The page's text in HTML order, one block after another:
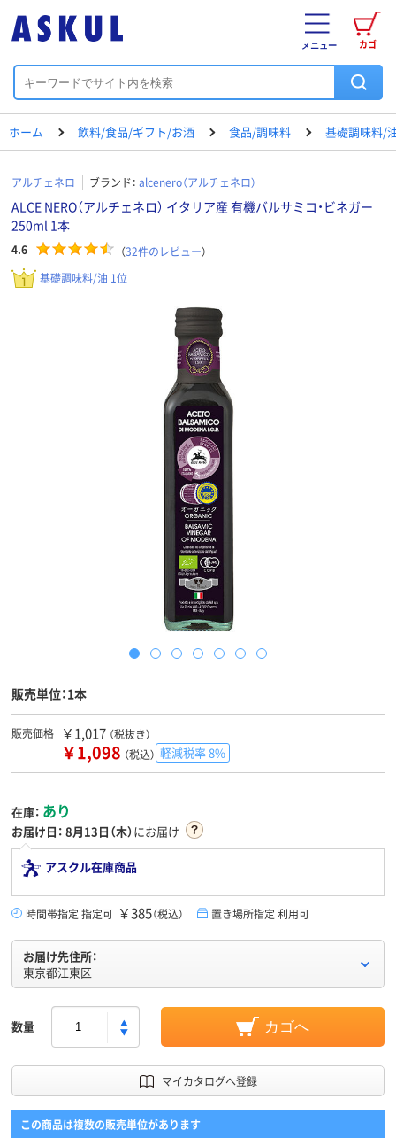
カゴ
メニュー
ホーム 飲料/食品/ギフト/お酒 食品/調味料 基礎調味料/
アルチェネロ ブランド： alcenero（アルチェネロ）
ALCE NERO（アルチェネロ） イタリア産 有機バルサミコ・ビネガー
250ml 1本
4.6 （32件のレビュー）
基礎調味料/油 1位
販売単位：1本
販売価格 ￥1,017 （税抜き）
￥1,098 （税込） 軽減税率 8%
在庫： あり
お届け日： 8月13日（木）にお届け
アスクル在庫商品
時間帯指定 指定可 ￥385（税込） 置き場所指定 利用可
お届け先住所：
東京都江東区
数量 カゴへ
マイカタログへ登録
この商品は複数の販売単位があります